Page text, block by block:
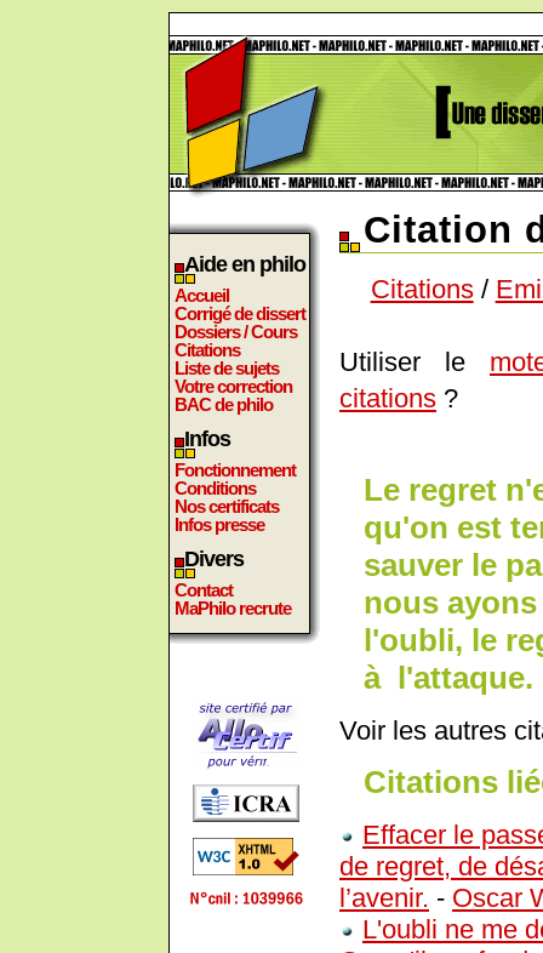
Aide en philo
Accueil
Corrigé de dissert
Dossiers / Cours
Citations
Liste de sujets
Votre correction
BAC de philo
Infos
Fonctionnement
Conditions
Nos certificats
Infos presse
Divers
Contact
MaPhilo recrute
Citation
Citations/
Utiliser le
citations ?
Le regret
qu'on est
sauver le
nous
l'oubli, le
à l'attaque.
Voir les autres
Citations
Effacer le
de regret, de
l’avenir. - Oscar
L'oubli ne me